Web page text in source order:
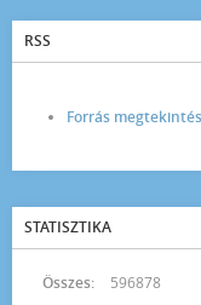
RSS
Forrás
STATISZTIKA
Összes:
596878